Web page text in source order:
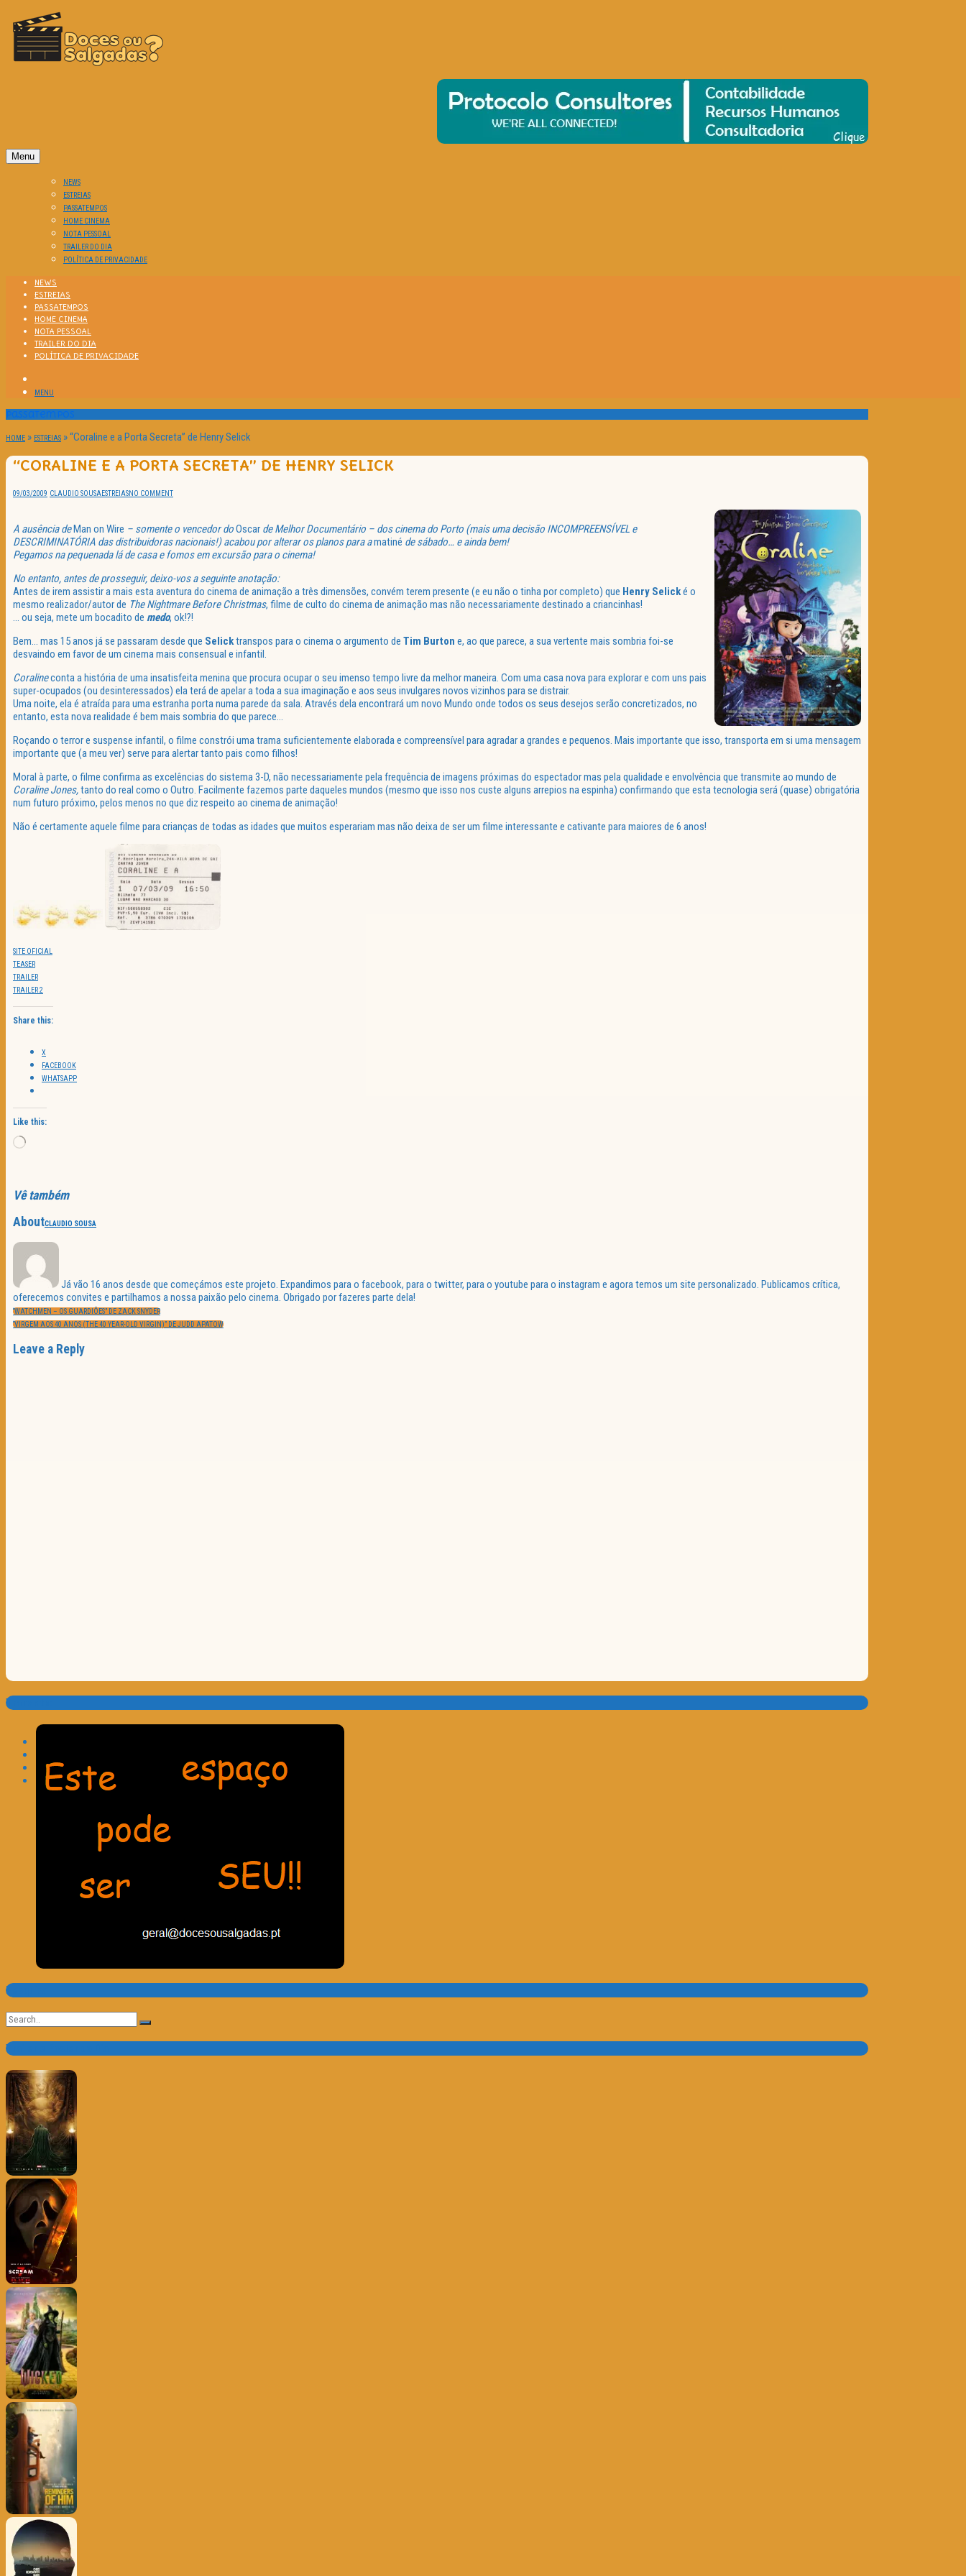
Menu
NEWS
ESTREIAS
PASSATEMPOS
HOME CINEMA
NOTA PESSOAL
TRAILER DO DIA
POLÍTICA DE PRIVACIDADE
NEWS
ESTREIAS
PASSATEMPOS
HOME CINEMA
NOTA PESSOAL
TRAILER DO DIA
POLÍTICA DE PRIVACIDADE
MENU
Passatempos
HOME » ESTREIAS »“Coraline e a Porta Secreta” de Henry Selick
“CORALINE E A PORTA SECRETA” DE HENRY SELICK
09/03/2009 CLAUDIO SOUSAESTREIASNO COMMENT
A ausência deMan on Wire – somente o vencedor doOscar de Melhor Documentário – dos cinema do Porto (mais uma decisão INCOMPREENSÍVEL e
DESCRIMINATÓRIA das distribuidoras nacionais!) acabou por alterar os planos para amatiné de sábado… e ainda bem!
Pegamos na pequenada lá de casa e fomos em excursão para o cinema!
No entanto, antes de prosseguir, deixo-vos a seguinte anotação:
Antes de irem assistir a mais esta aventura do cinema de animação a três dimensões, convém terem presente (e eu não o tinha por completo) que Henry Selické o
mesmo realizador/autor de The Nightmare Before Christmas, filme de culto do cinema de animação mas não necessariamente destinado a criancinhas!
… ou seja, mete um bocadito de medo, ok!?!
Bem… mas 15 anos já se passaram desde que Selicktranspos para o cinema o argumento de Tim Burton e, ao que parece, a sua vertente mais sombria foi-se
desvaindo em favor de um cinema mais consensual e infantil.
Coralineconta a história de uma insatisfeita menina que procura ocupar o seu imenso tempo livre da melhor maneira. Com uma casa nova para explorar e com uns pais
super-ocupados (ou desinteressados) ela terá de apelar a toda a sua imaginação e aos seus invulgares novos vizinhos para se distrair.
Uma noite, ela é atraída para uma estranha porta numa parede da sala. Através dela encontrará um novo Mundo onde todos os seus desejos serão concretizados, no
entanto, esta nova realidade é bem mais sombria do que parece…
Roçando o terror e suspense infantil, o filme constrói uma trama suficientemente elaborada e compreensível para agradar a grandes e pequenos. Mais importante que isso, transporta em si uma mensagem
importante que (a meu ver) serve para alertar tanto pais como filhos!
Moral à parte, o filme confirma as excelências do sistema 3-D, não necessariamente pela frequência de imagens próximas do espectador mas pela qualidade e envolvênciaque transmite ao mundo de
Coraline Jones,tanto do real como o Outro. Facilmente fazemos parte daqueles mundos (mesmo que isso nos custe alguns arrepios na espinha) confirmando que esta tecnologia será (quase) obrigatória
num futuro próximo, pelos menos no que diz respeito ao cinema de animação!
Não é certamente aquele filme para crianças de todas as idades que muitos esperariam mas não deixa de ser um filme interessante e cativante para maiores de 6 anos!
SITE OFICIAL
TEASER
TRAILER
TRAILER2
Share this:
X
FACEBOOK
WHATSAPP
Like this:
Loading…
Vê também
AboutCLAUDIO SOUSA
Já vão 16 anos desde que começámos este projeto. Expandimos para o facebook, para o twitter, para o youtube para o instagram e agora temos um site personalizado. Publicamos crítica,
oferecemos convites e partilhamos a nossa paixão pelo cinema. Obrigado por fazeres parte dela!
Navegação
de
artigos
PREVIOUS
POST:
“WATCHMEN – OS GUARDIÕES” DE ZACK SNYDER
NEXT
POST:
“VIRGEM AOS 40 ANOS (THE 40 YEAR-OLD VIRGIN)” DE JUDD APATOW
Leave a Reply
Translate:
Pesquisa
Search
for:
Trailer e Poster do Dia